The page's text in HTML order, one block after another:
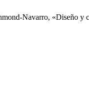
Navarro, «Diseño y